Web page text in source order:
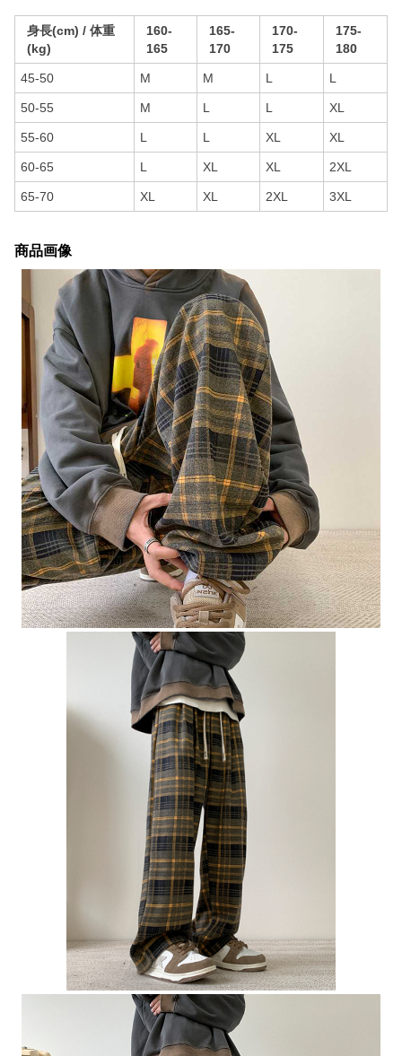
身長(cm) / 体重
(kg)
160-
165
165-
170
170-
175
175-
180
45-50 M M L L
50-55 M L L XL
55-60 L L XL XL
60-65 L XL XL 2XL
65-70 XL XL 2XL 3XL
商品画像